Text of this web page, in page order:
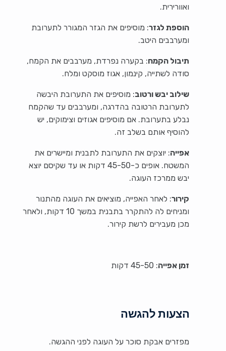
ואוורירית.
הוספת לגזר: מוסיפים את הגזר המגורר לתערובת
ומערבבים היטב.
תיבול הקמח: בקערה נפרדת, מערבבים את הקמח,
סודה לשתייה, קינמון, אגוז מוסקט ומלח.
שילוב יבש ורטוב: מוסיפים את התערובת היבשה
לתערובת הרטובה בהדרגה, ומערבבים עד שהקמח
נבלע בתערובת. אם מוסיפים אגוזים וצימוקים, יש
להוסיף אותם בשלב זה.
אפייה: יוצקים את התערובת לתבנית ומיישרים את
המשטח. אופים כ-45-50 דקות או עד שקיסם יוצא
יבש ממרכז העוגה.
קירור: לאחר האפייה, מוציאים את העוגה מהתנור
ומניחים לה להתקרר בתבנית במשך 10 דקות, ולאחר
מכן מעבירים לרשת קירור.
זמן אפייה: 45-50 דקות
הצעות להגשה
מפזרים אבקת סוכר על העוגה לפני ההגשה.